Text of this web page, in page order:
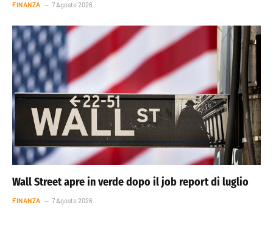
FINANZA 7 Agosto 2026
Wall Street apre in verde dopo il job report di luglio
FINANZA 7 Agosto 2026